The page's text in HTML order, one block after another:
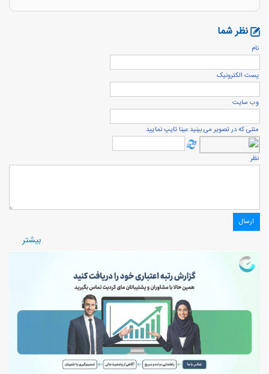
نظر شما
نام
پست الكترونيک
وب سایت
متنی که در تصویر می بینید عینا تایپ نمایید
نظر
بيشتر